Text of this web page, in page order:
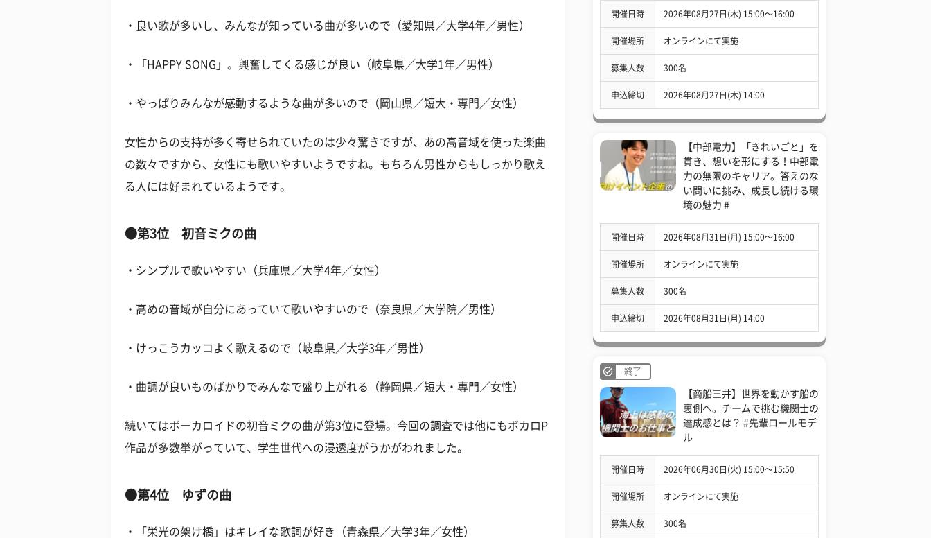
・良い歌が多いし、みんなが知っている曲が多いので（愛知県／大学4年／男性）
・「HAPPY SONG」。興奮してくる感じが良い（岐阜県／大学1年／男性）
・やっぱりみんなが感動するような曲が多いので（岡山県／短大・専門／女性）
女性からの支持が多く寄せられていたのは少々驚きですが、あの高音域を使った楽曲
の数々ですから、女性にも歌いやすいようですね。もちろん男性からもしっかり歌え
る人には好まれているようです。
●第3位 初音ミクの曲
・シンプルで歌いやすい（兵庫県／大学4年／女性）
・高めの音域が自分にあっていて歌いやすいので（奈良県／大学院／男性）
・けっこうカッコよく歌えるので（岐阜県／大学3年／男性）
・曲調が良いものばかりでみんなで盛り上がれる（静岡県／短大・専門／女性）
続いてはボーカロイドの初音ミクの曲が第3位に登場。今回の調査では他にもボカロP
作品が多数挙がっていて、学生世代への浸透度がうかがわれました。
●第4位 ゆずの曲
・「栄光の架け橋」はキレイな歌詞が好き（青森県／大学3年／女性）
開催日時 2026年08月27日(木) 15:00〜16:00
開催場所 オンラインにて実施
募集人数 300名
申込締切 2026年08月27日(木) 14:00
【中部電力】「きれいごと」を
貫き、想いを形にする！中部電
力の無限のキャリア。答えのな
い問いに挑み、成長し続ける環
境の魅力 #
開催日時 2026年08月31日(月) 15:00〜16:00
開催場所 オンラインにて実施
募集人数 300名
申込締切 2026年08月31日(月) 14:00
終了
【商船三井】世界を動かす船の
裏側へ。チームで挑む機関士の
達成感とは？ #先輩ロールモデ
ル
開催日時 2026年06月30日(火) 15:00〜15:50
開催場所 オンラインにて実施
募集人数 300名